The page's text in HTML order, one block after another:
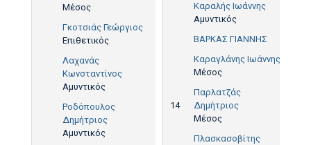
Μέσος
Γκοτσιάς Γεώργιος
Επιθετικός
Λαχανάς
Κωνσταντίνος
Αμυντικός
Ροδόπουλος
Δημήτριος
Αμυντικός
Καραλής Ιωάννης
Αμυντικός
ΒΑΡΚΑΣ ΓΙΑΝΝΗΣ
Καραγλάνης Ιωάννης
Μέσος
14
Παρλατζάς
Δημήτριος
Μέσος
Πλασκασοβίτης